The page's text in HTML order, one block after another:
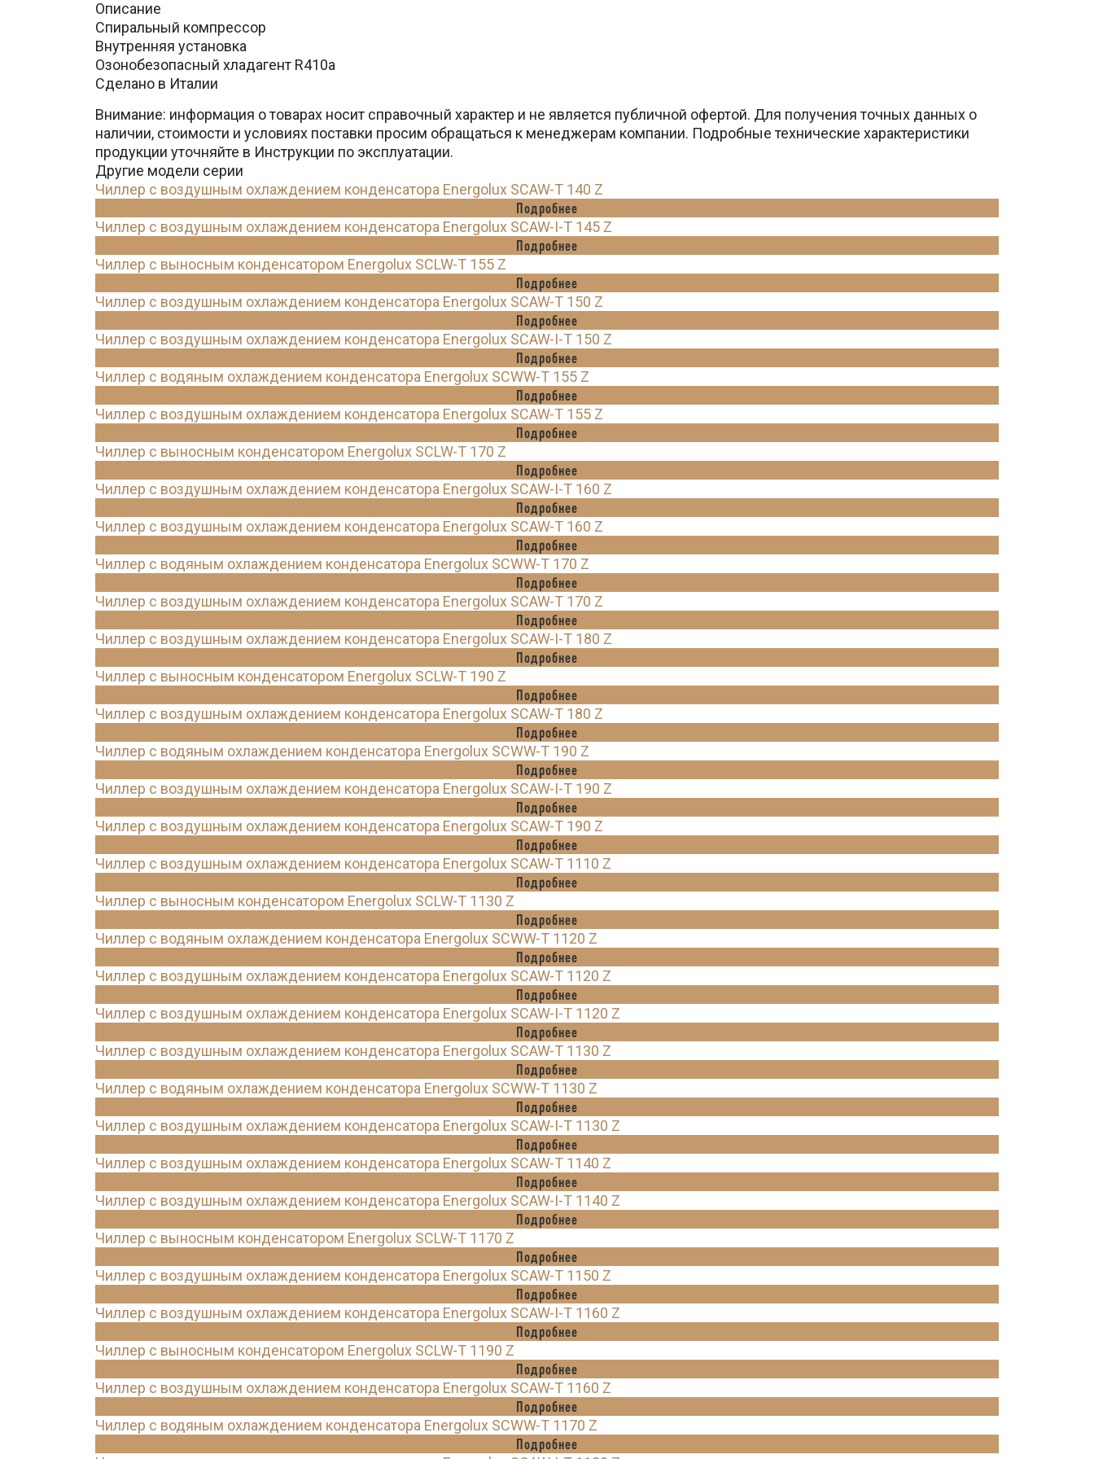
Описание
Спиральный компрессор
Внутренняя установка
Озонобезопасный хладагент R410a
Сделано в Италии
Внимание: информация о товарах носит справочный характер и не является публичной офертой. Для получения точных данных о
наличии, стоимости и условиях поставки просим обращаться к менеджерам компании. Подробные технические характеристики
продукции уточняйте в Инструкции по эксплуатации.
Другие модели серии
Чиллер с воздушным охлаждением конденсатора Energolux SCAW-T 140 Z
Подробнее
Чиллер с воздушным охлаждением конденсатора Energolux SCAW-I-T 145 Z
Подробнее
Чиллер с выносным конденсатором Energolux SCLW-T 155 Z
Подробнее
Чиллер с воздушным охлаждением конденсатора Energolux SCAW-T 150 Z
Подробнее
Чиллер с воздушным охлаждением конденсатора Energolux SCAW-I-T 150 Z
Подробнее
Чиллер с водяным охлаждением конденсатора Energolux SCWW-T 155 Z
Подробнее
Чиллер с воздушным охлаждением конденсатора Energolux SCAW-T 155 Z
Подробнее
Чиллер с выносным конденсатором Energolux SCLW-T 170 Z
Подробнее
Чиллер с воздушным охлаждением конденсатора Energolux SCAW-I-T 160 Z
Подробнее
Чиллер с воздушным охлаждением конденсатора Energolux SCAW-T 160 Z
Подробнее
Чиллер с водяным охлаждением конденсатора Energolux SCWW-T 170 Z
Подробнее
Чиллер с воздушным охлаждением конденсатора Energolux SCAW-T 170 Z
Подробнее
Чиллер с воздушным охлаждением конденсатора Energolux SCAW-I-T 180 Z
Подробнее
Чиллер с выносным конденсатором Energolux SCLW-T 190 Z
Подробнее
Чиллер с воздушным охлаждением конденсатора Energolux SCAW-T 180 Z
Подробнее
Чиллер с водяным охлаждением конденсатора Energolux SCWW-T 190 Z
Подробнее
Чиллер с воздушным охлаждением конденсатора Energolux SCAW-I-T 190 Z
Подробнее
Чиллер с воздушным охлаждением конденсатора Energolux SCAW-T 190 Z
Подробнее
Чиллер с воздушным охлаждением конденсатора Energolux SCAW-T 1110 Z
Подробнее
Чиллер с выносным конденсатором Energolux SCLW-T 1130 Z
Подробнее
Чиллер с водяным охлаждением конденсатора Energolux SCWW-T 1120 Z
Подробнее
Чиллер с воздушным охлаждением конденсатора Energolux SCAW-T 1120 Z
Подробнее
Чиллер с воздушным охлаждением конденсатора Energolux SCAW-I-T 1120 Z
Подробнее
Чиллер с воздушным охлаждением конденсатора Energolux SCAW-T 1130 Z
Подробнее
Чиллер с водяным охлаждением конденсатора Energolux SCWW-T 1130 Z
Подробнее
Чиллер с воздушным охлаждением конденсатора Energolux SCAW-I-T 1130 Z
Подробнее
Чиллер с воздушным охлаждением конденсатора Energolux SCAW-T 1140 Z
Подробнее
Чиллер с воздушным охлаждением конденсатора Energolux SCAW-I-T 1140 Z
Подробнее
Чиллер с выносным конденсатором Energolux SCLW-T 1170 Z
Подробнее
Чиллер с воздушным охлаждением конденсатора Energolux SCAW-T 1150 Z
Подробнее
Чиллер с воздушным охлаждением конденсатора Energolux SCAW-I-T 1160 Z
Подробнее
Чиллер с выносным конденсатором Energolux SCLW-T 1190 Z
Подробнее
Чиллер с воздушным охлаждением конденсатора Energolux SCAW-T 1160 Z
Подробнее
Чиллер с водяным охлаждением конденсатора Energolux SCWW-T 1170 Z
Подробнее